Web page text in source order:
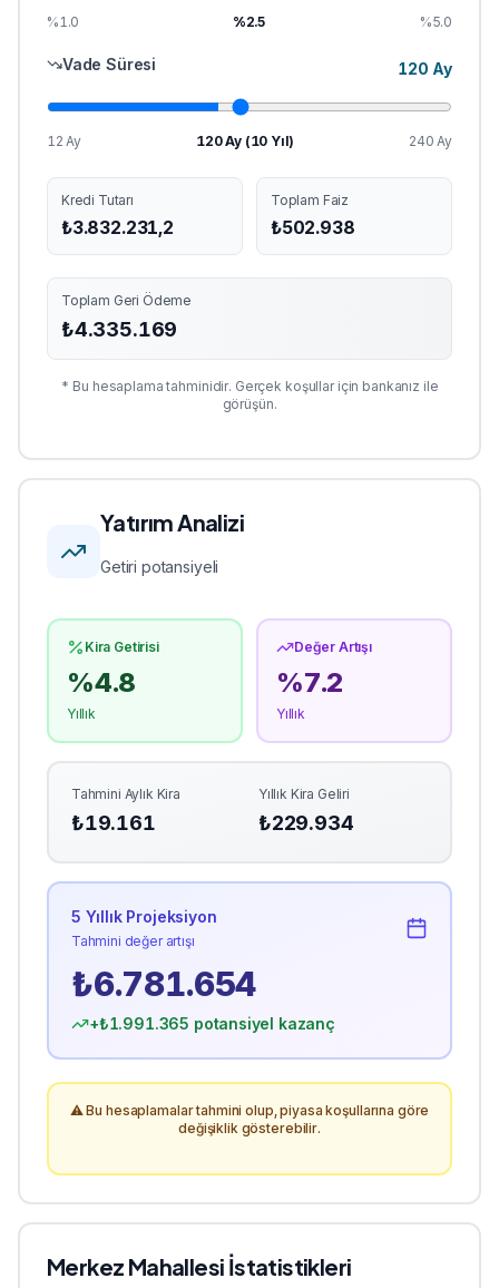
%1.0 %2.5 %5.0
Vade Süresi 120 Ay
12 Ay 120Ay (10 Yıl) 240 Ay
Kredi Tutarı
₺3.832.231,2
Toplam Faiz
₺502.938
Toplam Geri Ödeme
₺4.335.169
* Bu hesaplama tahminidir. Gerçek koşullar için bankanız ile
görüşün.
Yatırım Analizi
Getiri potansiyeli
Kira Getirisi
%4.8
Yıllık
Değer Artışı
%7.2
Yıllık
Tahmini Aylık Kira
₺19.161
Yıllık Kira Geliri
₺229.934
5 Yıllık Projeksiyon
Tahmini değer artışı
₺6.781.654
+₺1.991.365 potansiyel kazanç
⚠️ Bu hesaplamalar tahmini olup, piyasa koşullarına göre
değişiklik gösterebilir.
Merkez Mahallesi İstatistikleri